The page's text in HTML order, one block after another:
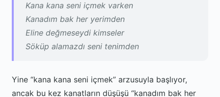
Kana kana seni içmek varken
Kanadım bak her yerimden
Eline değmeseydi kimseler
Söküp alamazdı seni tenimden
Yine “kana kana seni içmek” arzusuyla başlıyor,
ancak bu kez kanatların düşüşü “kanadım bak her